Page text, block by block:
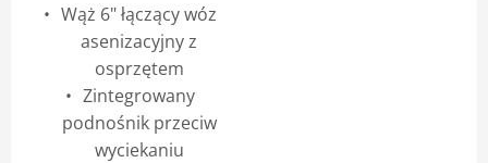
Wąż 6" łączący wóz
asenizacyjny z
osprzętem
Zintegrowany
podnośnik przeciw
wyciekaniu